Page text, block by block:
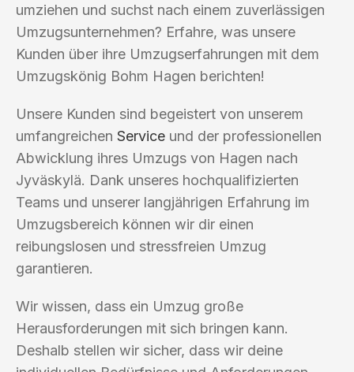
umziehen und suchst nach einem zuverlässigen
Umzugsunternehmen? Erfahre, was unsere
Kunden über ihre Umzugserfahrungen mit dem
Umzugskönig Bohm Hagen berichten!
Unsere Kunden sind begeistert von unserem
umfangreichen Service und der professionellen
Abwicklung ihres Umzugs von Hagen nach
Jyväskylä. Dank unseres hochqualifizierten
Teams und unserer langjährigen Erfahrung im
Umzugsbereich können wir dir einen
reibungslosen und stressfreien Umzug
garantieren.
Wir wissen, dass ein Umzug große
Herausforderungen mit sich bringen kann.
Deshalb stellen wir sicher, dass wir deine